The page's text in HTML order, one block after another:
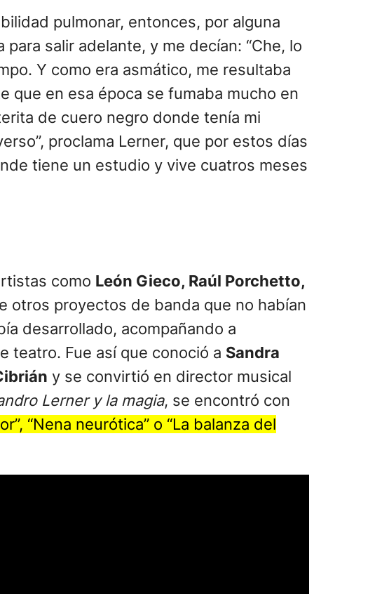
pulmonar, entonces, por alguna
salir adelante, y me decían: “Che, lo
Y como era asmático, me resultaba
que en esa época se fumaba mucho en
de cuero negro donde tenía mi
proclama Lerner, que por estos días
tiene un estudio y vive cuatros meses
como León Gieco, Raúl Porchetto,
otros proyectos de banda que no habían
desarrollado, acompañando a
teatro. Fue así que conoció a Sandra
y se convirtió en director musical
Lerner y la magia, se encontró con
“Nena neurótica” o “La balanza del